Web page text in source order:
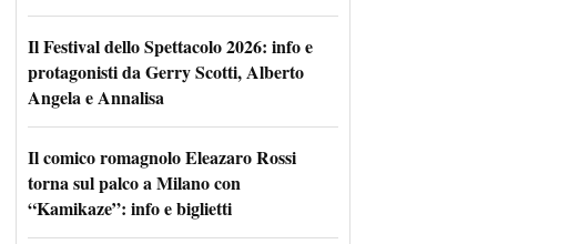
Il Festival dello Spettacolo 2026: info e
protagonisti da Gerry Scotti, Alberto
Angela e Annalisa
Il comico romagnolo Eleazaro Rossi
torna sul palco a Milano con
“Kamikaze”: info e biglietti